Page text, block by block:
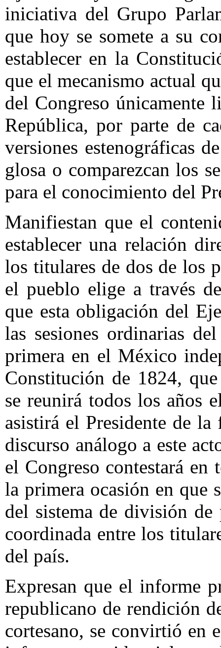
iniciativa del Grupo
que hoy se somete a su
establecer en la
que el mecanismo actual
del Congreso únicamente
República, por parte de
versiones estenográficas
glosa o comparezcan los
para el conocimiento del
Manifiestan que el
establecer una relación
los titulares de dos de los
el pueblo elige a través
que esta obligación del
las sesiones ordinarias
primera en el México
Constitución de 1824,
se reunirá todos los años
asistirá el Presidente de
discurso análogo a este
el Congreso contestará en
la primera ocasión en que
del sistema de división de
coordinada entre los
del país.
Expresan que el informe
republicano de rendición
cortesano, se convirtió en